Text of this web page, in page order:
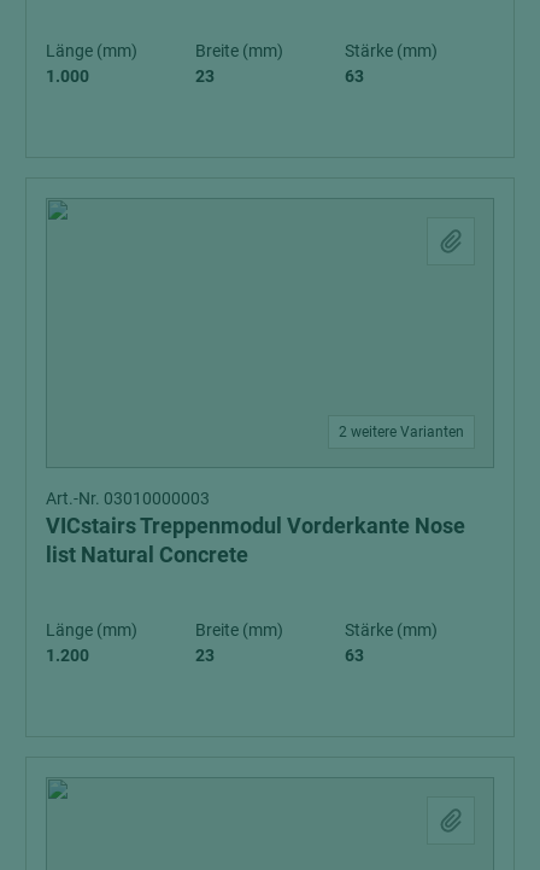
Länge (mm)
1.000
Breite (mm)
23
Stärke (mm)
63
2 weitere Varianten
Art.-Nr. 03010000003
VICstairs Treppenmodul Vorderkante Nose
list Natural Concrete
Länge (mm)
1.200
Breite (mm)
23
Stärke (mm)
63